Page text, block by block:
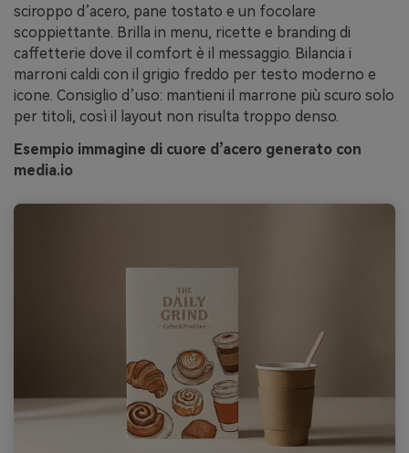
sciroppo d’acero, pane tostato e un focolare
scoppiettante. Brilla in menu, ricette e branding di
caffetterie dove il comfort è il messaggio. Bilancia i
marroni caldi con il grigio freddo per testo moderno e
icone. Consiglio d’uso: mantieni il marrone più scuro solo
per titoli, così il layout non risulta troppo denso.
Esempio immagine di cuore d’acero generato con
media.io